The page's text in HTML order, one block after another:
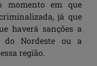
momento em que
já que
haverá sanções a
do Nordeste ou a
região.